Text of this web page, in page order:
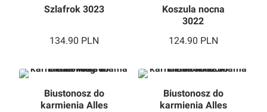
Szlafrok 3023
134.90 PLN
Koszula nocna
3022
124.90 PLN
Biustonosz do
karmienia Alles
Biustonosz do
karmienia Alles